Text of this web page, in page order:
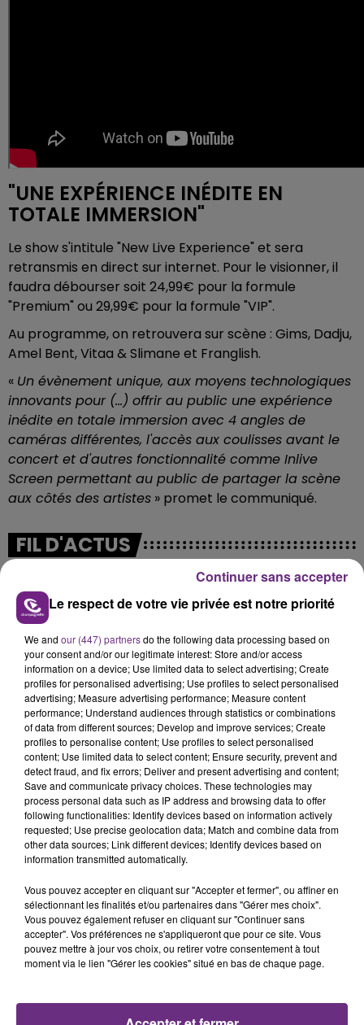
"UNE EXPÉRIENCE INÉDITE EN
TOTALE IMMERSION"
Le show s'intitule "New Live Experience" et sera
retransmis en direct sur internet. Pour le visionner, il
faudra débourser soit 24,99€ pour la formule
"Premium" ou 29,99€ pour la formule "VIP".
Au programme, on retrouvera sur scène : Gims, Dadju,
Amel Bent, Vitaa & Slimane et Franglish.
« Un évènement unique, aux moyens technologiques
innovants pour (...) offrir au public une expérience
inédite en totale immersion avec 4 angles de
caméras différentes, l'accès aux coulisses avant le
concert et d'autres fonctionnalité comme Inlive
Screen permettant au public de partager la scène
aux côtés des artistes » promet le communiqué.
FIL D'ACTUS
LA CENTRALE NUCLÉAIRE DE CHOOZ
TOUJOURS À L'ARRÊT
Cela fait déjà une semaine que la centrale
nucléaire ardennaise est à l'arrêt. Une situation
justifiée par la sécheresse intense qui est toujours
présente.
LE MAGASIN JOUÉCLUB DE REIMS FERME
SES PORTES
C'était l'une des institutions du centre-ville
fermer ses portes.
TITRES DIFFUSÉS
Le respect de votre vie privée est notre priorité
We and our (447) partnersdo the following data processing based on
your consent and/or our legitimate interest: Store and/or access
information on a device; Use limited data to select advertising; Create
profiles for personalised advertising; Use profiles to select personalised
advertising; Measure advertising performance; Measure content
performance; Understand audiences through statistics or combinations
of data from different sources; Develop and improve services; Create
profiles to personalise content; Use profiles to select personalised
content; Use limited data to select content; Ensure security, prevent and
detect fraud, and fix errors; Deliver and present advertising and content;
Save and communicate privacy choices. These technologies may
process personal data such as IP address and browsing data to offer
following functionalities: Identify devices based on information actively
requested; Use precise geolocation data; Match and combine data from
other data sources; Link different devices; Identify devices based on
information transmitted automatically.
Vous pouvez accepter en cliquant sur "Accepter et fermer", ou affiner en
sélectionnant les finalités et/ou partenaires dans "Gérer mes choix".
Vous pouvez également refuser en cliquant sur "Continuer sans
accepter". Vos préférences ne s'appliqueront que pour ce site. Vous
pouvez mettre à jour vos choix, ou retirer votre consentement à tout
moment via le lien "Gérer les cookies" situé en bas de chaque page.
Continuer sans accepter